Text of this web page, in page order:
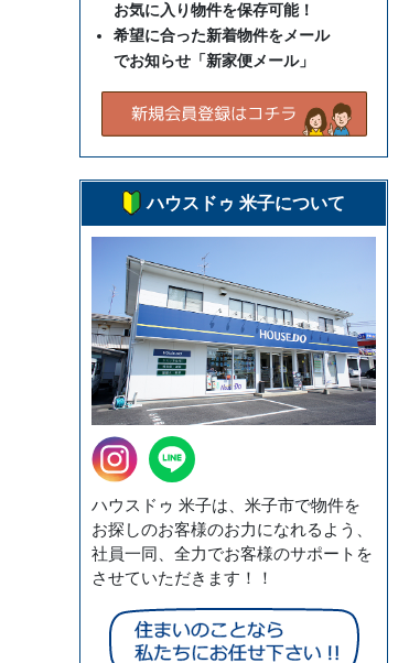
お気に入り物件を保存可能！
希望に合った新着物件をメール
でお知らせ「新家便メール」
ハウスドゥ 米子について
ハウスドゥ 米子は、米子市で物件を
お探しのお客様のお力になれるよう、
社員一同、全力でお客様のサポートを
させていただきます！！